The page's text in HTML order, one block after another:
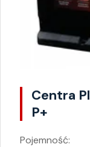
Centra
P+
Pojemność: